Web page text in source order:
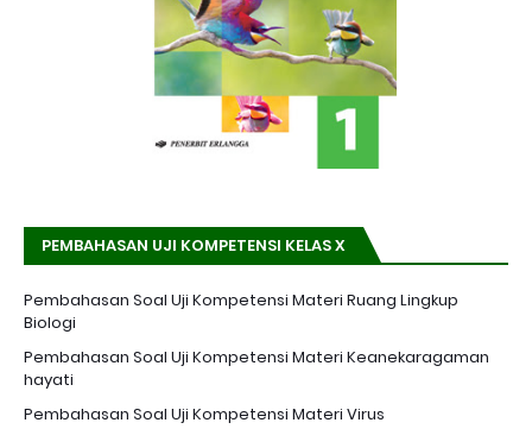
PEMBAHASAN UJI KOMPETENSI KELAS X
Pembahasan Soal Uji Kompetensi Materi Ruang Lingkup
Biologi
Pembahasan Soal Uji Kompetensi Materi Keanekaragaman
hayati
Pembahasan Soal Uji Kompetensi Materi Virus